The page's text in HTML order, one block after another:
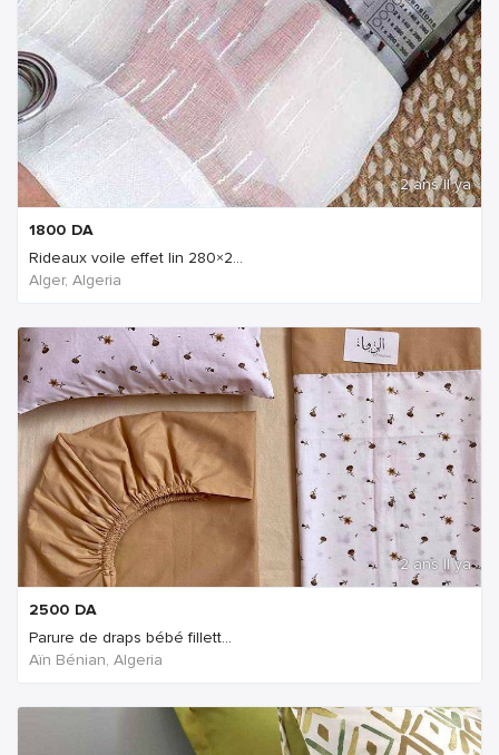
2 ans Il ya
1800 DA
Rideaux voile effet lin 280×2...
Alger, Algeria
2 ans Il ya
2500 DA
Parure de draps bébé fillett...
Aïn Bénian, Algeria